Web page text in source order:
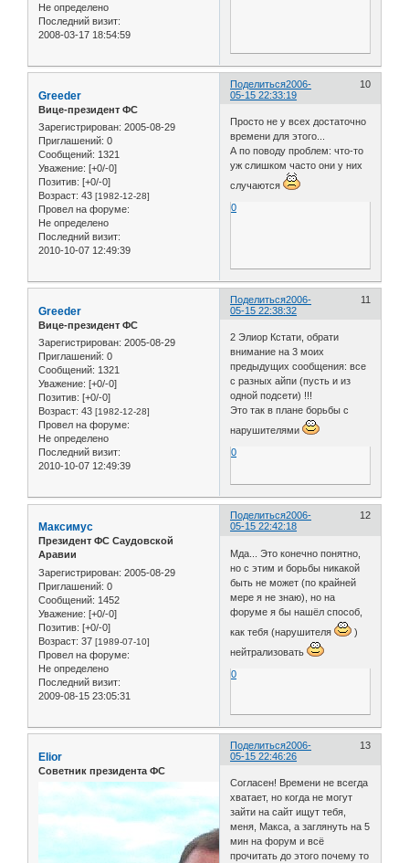
Не определено
Последний визит:
2008-03-17 18:54:59
Поделиться 10
2006-
05-15 22:33:19
Greeder
Вице-президент ФС
Зарегистрирован: 2005-08-29
Приглашений: 0
Сообщений: 1321
Уважение: [+0/-0]
Позитив: [+0/-0]
Возраст: 43 [1982-12-28]
Провел на форуме:
Не определено
Последний визит:
2010-10-07 12:49:39
Просто не у всех достаточно
времени для этого...
А по поводу проблем: что-то
уж слишком часто они у них
случаются
0
Поделиться 11
2006-
05-15 22:38:32
Greeder
Вице-президент ФС
Зарегистрирован: 2005-08-29
Приглашений: 0
Сообщений: 1321
Уважение: [+0/-0]
Позитив: [+0/-0]
Возраст: 43 [1982-12-28]
Провел на форуме:
Не определено
Последний визит:
2010-10-07 12:49:39
2 Элиор Кстати, обрати
внимание на 3 моих
предыдущих сообщения: все
с разных айпи (пусть и из
одной подсети) !!!
Это так в плане борьбы с
нарушителями
0
Поделиться 12
2006-
05-15 22:42:18
Максимус
Президент ФС Саудовской
Аравии
Зарегистрирован: 2005-08-29
Приглашений: 0
Сообщений: 1452
Уважение: [+0/-0]
Позитив: [+0/-0]
Возраст: 37 [1989-07-10]
Провел на форуме:
Не определено
Последний визит:
2009-08-15 23:05:31
Мда... Это конечно понятно,
но с этим и борьбы никакой
быть не может (по крайней
мере я не знаю), но на
форуме я бы нашёл способ,
как тебя (нарушителя
)
нейтрализовать
0
Поделиться 13
2006-
05-15 22:46:26
Elior
Советник президента ФС
Согласен! Времени не всегда
хватает, но когда не могут
зайти на сайт ищут тебя,
меня, Макса, а заглянуть на 5
мин на форум и всё
прочитать до этого почему то